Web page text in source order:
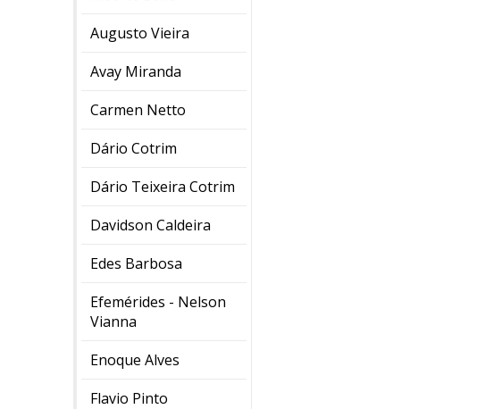
Augusto Vieira
Avay Miranda
Carmen Netto
Dário Cotrim
Dário Teixeira Cotrim
Davidson Caldeira
Edes Barbosa
Efemérides - Nelson
Vianna
Enoque Alves
Flavio Pinto